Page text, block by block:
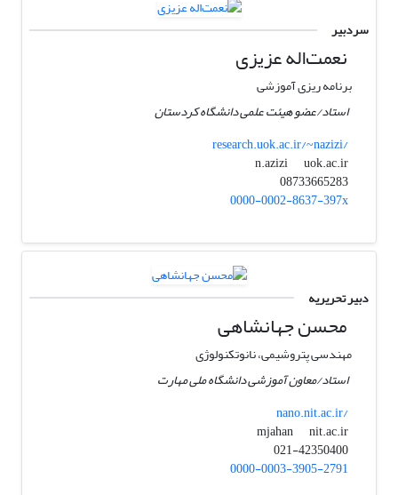
سردبیر
نعمت‌اله عزیزی
برنامه ریزی آموزشی
استاد/عضو هیئت علمی دانشگاه کردستان
research.uok.ac.ir/~nazizi/
n.azizi
uok.ac.ir
08733665283
0000-0002-8637-397x
دبیر تحریریه
محسن جهانشاهی
مهندسی پتروشیمی، نانوتکنولوژی
استاد/معاون آموزشی دانشگاه ملی مهارت
nano.nit.ac.ir/
mjahan
nit.ac.ir
021-42350400
0000-0003-3905-2791